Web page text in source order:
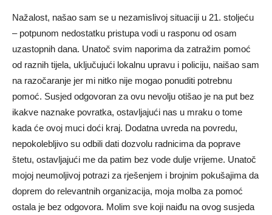
Nažalost, našao sam se u nezamislivoj situaciji u 21. stoljeću
– potpunom nedostatku pristupa vodi u rasponu od osam
uzastopnih dana. Unatoč svim naporima da zatražim pomoć
od raznih tijela, uključujući lokalnu upravu i policiju, naišao sam
na razočaranje jer mi nitko nije mogao ponuditi potrebnu
pomoć. Susjed odgovoran za ovu nevolju otišao je na put bez
ikakve naznake povratka, ostavljajući nas u mraku o tome
kada će ovoj muci doći kraj. Dodatna uvreda na povredu,
nepokolebljivo su odbili dati dozvolu radnicima da poprave
štetu, ostavljajući me da patim bez vode dulje vrijeme. Unatoč
mojoj neumoljivoj potrazi za rješenjem i brojnim pokušajima da
doprem do relevantnih organizacija, moja molba za pomoć
ostala je bez odgovora. Molim sve koji naiđu na ovog susjeda